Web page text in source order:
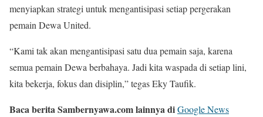
menyiapkan strategi untuk mengantisipasi setiap pergerakan
pemain Dewa United.
“Kami tak akan mengantisipasi satu dua pemain saja, karena
semua pemain Dewa berbahaya. Jadi kita waspada di setiap lini,
kita bekerja, fokus dan disiplin,” tegas Eky Taufik.
Baca berita Sambernyawa.com lainnya diGoogle News